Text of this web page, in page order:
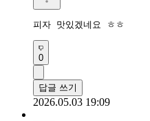
피자 맛있겠네요 ㅎㅎ
0
답글 쓰기
2026.05.03 19:09